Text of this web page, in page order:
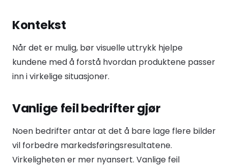
Kontekst
Når det er mulig, bør visuelle uttrykk hjelpe
kundene med å forstå hvordan produktene passer
inn i virkelige situasjoner.
Vanlige feil bedrifter gjør
Noen bedrifter antar at det å bare lage flere bilder
vil forbedre markedsføringsresultatene.
Virkeligheten er mer nyansert. Vanlige feil